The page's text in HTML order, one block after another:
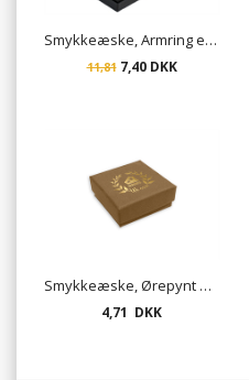
Smykkeæske, Armring eller ur - sort
11,817,40 DKK
Smykkeæske, Ørepynt eller kæde - mat hasselnød
4,71 DKK